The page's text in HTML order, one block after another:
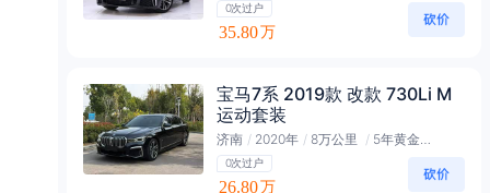
0次过户
35.80万
宝马7系 2019款 改款 730Li M
运动套装
济南 / 2020年 / 8万公里 / 5年黄金会员
0次过户
26.80万